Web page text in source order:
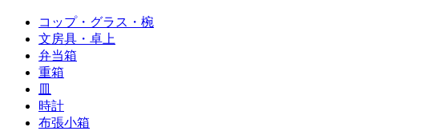
コップ・グラス・椀
文房具・卓上
弁当箱
重箱
皿
時計
布張小箱